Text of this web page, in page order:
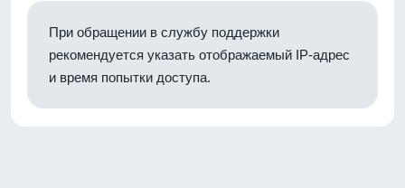
При обращении в службу поддержки
рекомендуется указать отображаемый IP-адрес
и время попытки доступа.